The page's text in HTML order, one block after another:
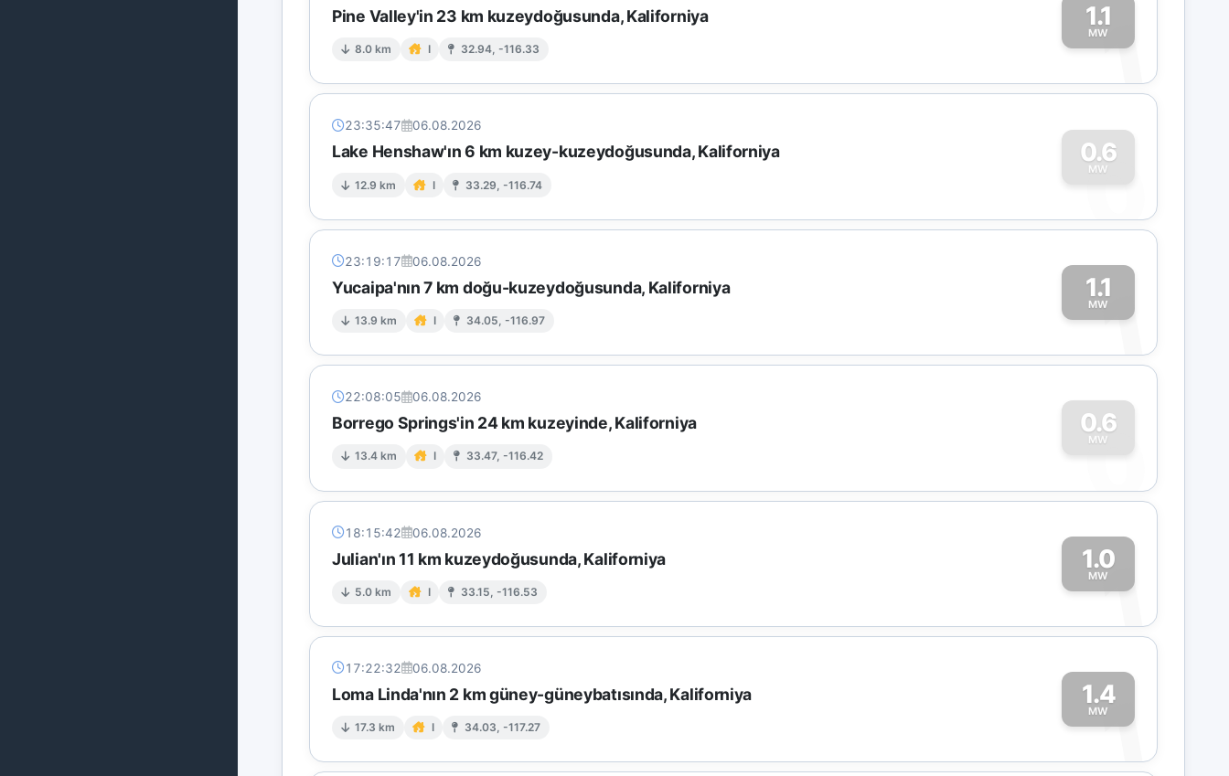
Pine Valley'in 23 km kuzeydoğusunda, Kaliforniya
8.0 km I 32.94, -116.33
1.1
MW
1
23:35:47 06.08.2026
Lake Henshaw'ın 6 km kuzey-kuzeydoğusunda, Kaliforniya
12.9 km I 33.29, -116.74
0.6
MW
0
23:19:17 06.08.2026
Yucaipa'nın 7 km doğu-kuzeydoğusunda, Kaliforniya
13.9 km I 34.05, -116.97
1.1
MW
1
22:08:05 06.08.2026
Borrego Springs'in 24 km kuzeyinde, Kaliforniya
13.4 km I 33.47, -116.42
0.6
MW
0
18:15:42 06.08.2026
Julian'ın 11 km kuzeydoğusunda, Kaliforniya
5.0 km I 33.15, -116.53
1.0
MW
1
17:22:32 06.08.2026
Loma Linda'nın 2 km güney-güneybatısında, Kaliforniya
17.3 km I 34.03, -117.27
1.4
MW
1